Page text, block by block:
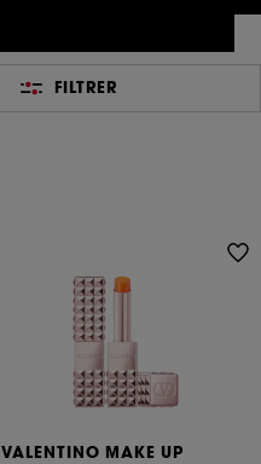
FILTRER
VALENTINO MAKE UP